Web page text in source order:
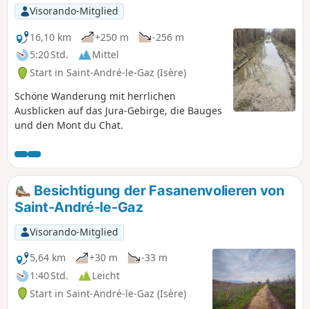
Visorando-Mitglied
16,10 km
+250 m
-256 m
5:20 Std.
Mittel
Start in Saint-André-le-Gaz (Isère)
Schöne Wanderung mit herrlichen
Ausblicken auf das Jura-Gebirge, die Bauges
und den Mont du Chat.
Besichtigung der Fasanenvolieren von
Saint-André-le-Gaz
Visorando-Mitglied
5,64 km
+30 m
-33 m
1:40 Std.
Leicht
Start in Saint-André-le-Gaz (Isère)